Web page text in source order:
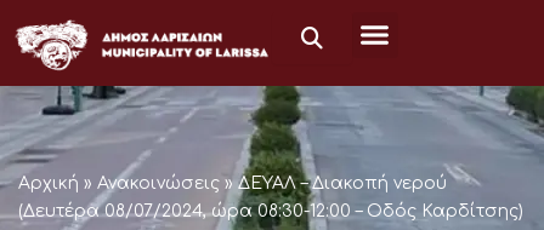
στο
περιεχόμενο
Αρχική » Ανακοινώσεις » ΔΕΥΑΛ – Διακοπή νερού
(Δευτέρα 08/07/2024, ώρα 08:30-12:00 – Οδός Καρδίτσης)